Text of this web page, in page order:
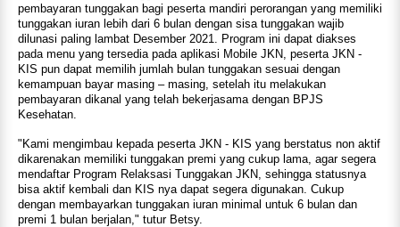
pembayaran tunggakan bagi peserta mandiri perorangan yang memiliki
tunggakan iuran lebih dari 6 bulan dengan sisa tunggakan wajib
dilunasi paling lambat Desember 2021. Program ini dapat diakses
pada menu yang tersedia pada aplikasi Mobile JKN, peserta JKN -
KIS pun dapat memilih jumlah bulan tunggakan sesuai dengan
kemampuan bayar masing – masing, setelah itu melakukan
pembayaran dikanal yang telah bekerjasama dengan BPJS
Kesehatan.
"Kami mengimbau kepada peserta JKN - KIS yang berstatus non aktif
dikarenakan memiliki tunggakan premi yang cukup lama, agar segera
mendaftar Program Relaksasi Tunggakan JKN, sehingga statusnya
bisa aktif kembali dan KIS nya dapat segera digunakan. Cukup
dengan membayarkan tunggakan iuran minimal untuk 6 bulan dan
premi 1 bulan berjalan," tutur Betsy.